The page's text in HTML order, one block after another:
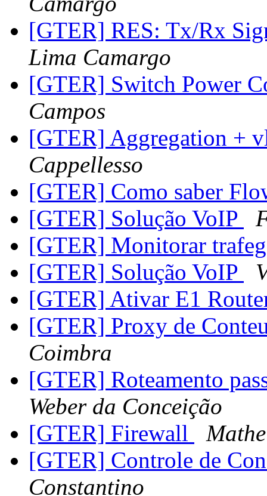
[GTER] RES: Tx/Rx
Lima Camargo
[GTER] Switch Power
Campos
[GTER] Aggregation +
Cappellesso
[GTER] Como saber
[GTER] Solução VoIP
[GTER] Monitorar
[GTER] Solução VoIP
[GTER] Ativar E1
[GTER] Proxy de
Coimbra
[GTER] Roteamento
Weber da Conceição
[GTER] Firewall
[GTER] Controle de
Constantino